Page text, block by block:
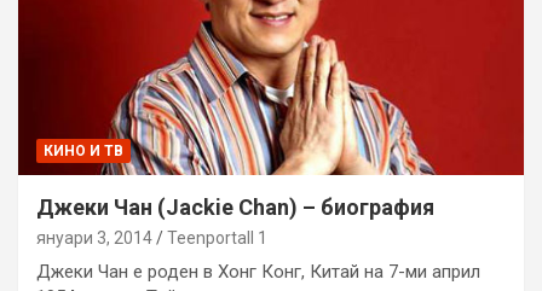
КИНО И ТВ
Джеки Чан (Jackie Chan) – биография
януари 3, 2014 Teenportall 1
Джеки Чан е роден в Хонг Конг, Китай на 7-ми април